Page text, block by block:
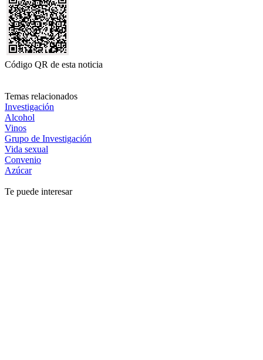
Código QR de esta noticia
Temas relacionados
Investigación
Alcohol
Vinos
Grupo de Investigación
Vida sexual
Convenio
Azúcar
Te puede interesar